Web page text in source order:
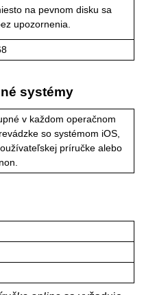
na pevnom disku sa
upozornenia.
systémy
v každom operačnom
so systémom iOS,
príručke alebo